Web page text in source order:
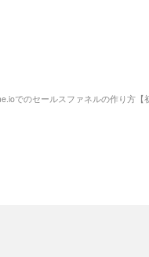
でのセールスファネルの作り方【